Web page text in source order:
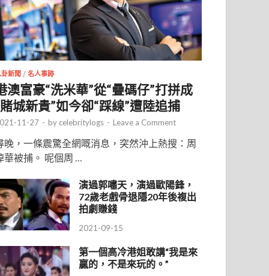
卦新聞 /名人事跡
澳富豪“洗米華”從“疊碼仔”打拼成
城新貴”如今卻“踩線”遭陸追捕
11-27 - by celebritylogs - Leave a Comment
晚，一條震驚全網嘅消息，突然沖上熱搜：周
華被捕。 呢個周 …
演過郭嘯天，演過歐陽鋒，
72歲老戲骨退隱20年後複出
拍劇賺錢
2021-09-15
第一個高冷港姐敢講“我是來
贏的，不是來玩的。”